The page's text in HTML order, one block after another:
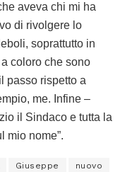
aveva chi mi ha
di rivolgere lo
soprattutto in
coloro che sono
passo rispetto a
me. Infine –
il Sindaco e tutta la
mio nome”.
Giuseppe nuovo